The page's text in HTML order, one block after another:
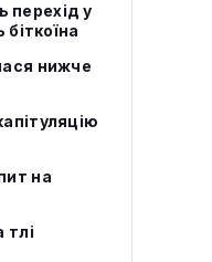
перехід у
нижче
на
тлі